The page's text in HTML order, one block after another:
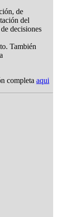
de
del
decisiones
También
completa aqui